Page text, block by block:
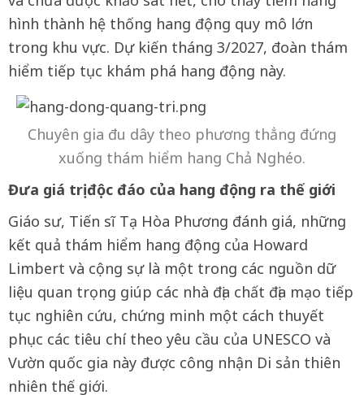
hình thành hệ thống hang động quy mô lớn
trong khu vực. Dự kiến tháng 3/2027, đoàn thám
hiểm tiếp tục khám phá hang động này.
Chuyên gia đu dây theo phương thẳng đứng
xuống thám hiểm hang Chả Nghéo.
Đưa giá trị độc đáo của hang động ra thế giới
Giáo sư, Tiến sĩ Tạ Hòa Phương đánh giá, những
kết quả thám hiểm hang động của Howard
Limbert và cộng sự là một trong các nguồn dữ
liệu quan trọng giúp các nhà địa chất địa mạo tiếp
tục nghiên cứu, chứng minh một cách thuyết
phục các tiêu chí theo yêu cầu của UNESCO và
Vườn quốc gia này được công nhận Di sản thiên
nhiên thế giới.